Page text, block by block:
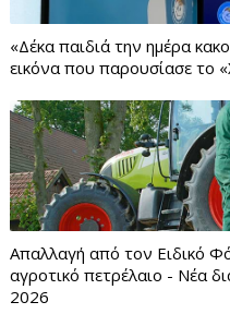
«Δέκα παιδιά την ημέρα
εικόνα που παρουσίασε το
Απαλλαγή από τον Ειδικό
αγροτικό πετρέλαιο - Νέα
2026